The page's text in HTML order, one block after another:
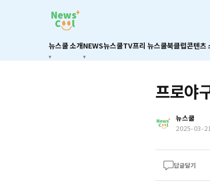
뉴스쿨 소개NEWS뉴스쿨TV프리 뉴스쿨북클럽콘텐츠
프로야
뉴스쿨
2025-03-
답글달기